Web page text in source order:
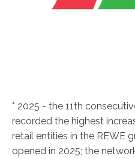
* 2025 - the 11th
recorded the highest
retail entities in the REWE
opened in 2025; the